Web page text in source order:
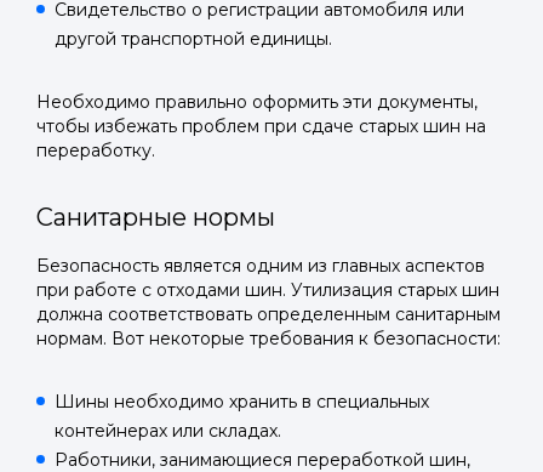
Войти в
Мы отправим код для входа на ваш
номер телефона.
Отправьте заявку через мессенджер-бот — магазины
AI-оценка прямо в чате.
Telegram
или подайте через форму на сайте
Отправьте заявку через мессенджер-бот — магазины
AI-оценка прямо в чате.
Telegram
или подайте через форму на сайте
Свидетельство о регистрации автомобиля или
другой транспортной единицы.
Необходимо правильно оформить эти документы,
чтобы избежать проблем при сдаче старых шин на
переработку.
Санитарные нормы
Безопасность является одним из главных аспектов
при работе с отходами шин. Утилизация старых шин
должна соответствовать определенным санитарным
нормам. Вот некоторые требования к безопасности:
Шины необходимо хранить в специальных
контейнерах или складах.
Работники, занимающиеся переработкой шин,